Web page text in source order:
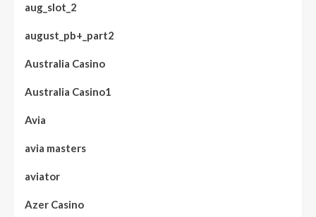
aug_slot_2
august_pb+_part2
Australia Casino
Australia Casino1
Avia
avia masters
aviator
Azer Casino